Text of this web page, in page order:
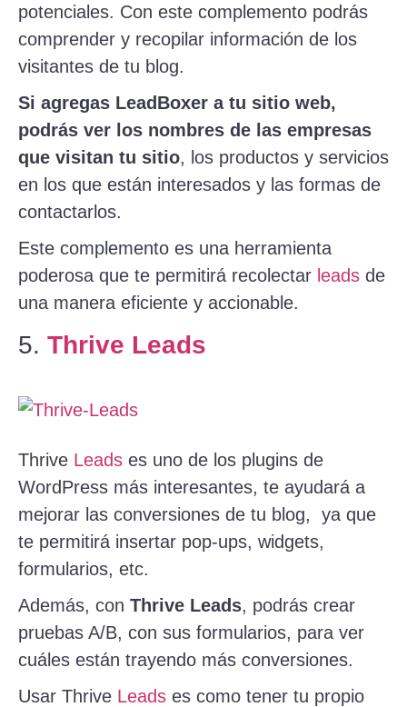
potenciales. Con este complemento podrás
comprender y recopilar información de los
visitantes de tu blog.
Si agregas LeadBoxer a tu sitio web,
podrás ver los nombres de las empresas
que visitan tu sitio, los productos y servicios
en los que están interesados y las formas de
contactarlos.
Este complemento es una herramienta
poderosa que te permitirá recolectar leads de
una manera eficiente y accionable.
5. Thrive Leads
Thrive Leads es uno de los plugins de
WordPress más interesantes, te ayudará a
mejorar las conversiones de tu blog, ya que
te permitirá insertar pop-ups, widgets,
formularios, etc.
Además, con Thrive Leads, podrás crear
pruebas A/B, con sus formularios, para ver
cuáles están trayendo más conversiones.
Usar Thrive Leads es como tener tu propio